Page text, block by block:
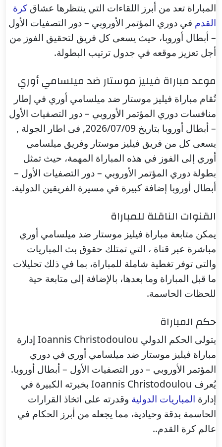
المباراة تعد من أبرز اللقاءات التي ينتظرها عشاق كرة
القدم في دوري المؤتمر الأوروبي – دور التصفيات الأول
– أبطال أوروبا، حيث يسعى كل فريق لتحقيق الفوز من
أجل تعزيز موقعه في جدول ترتيب البطولة.
موعد مباراة فيليز موستار ضد ميلسامي أوري
تُقام مباراة فيليز موستار ضد ميلسامي أوري في إطار
منافسات دوري المؤتمر الأوروبي – دور التصفيات الأول
– أبطال أوروبا بتاريخ 2026/07/09, فى اطار الجولة ,
يسعى كل من فريق فيليز موستار وفريق ميلسامي
أوري إلى الفوز في هذه المباراة المهمة، حيث تمثل
بطولة دوري المؤتمر الأوروبي – دور التصفيات الأول –
أبطال أوروبا إضافة كبيرة في مسيرة الفريقين الدولية.
القنوات الناقلة للمباراة
يمكن متابعة مباراة فيليز موستار ضد ميلسامي أوري
مباشرة عبر قناة ، التي تمتلك حقوق بث المباريات
والتى توفر تغطية شاملة للمباراة، بما في ذلك تحليلات
ما قبل المباراة وما بعدها، بالإضافة إلى متابعة حية
للحظات الحاسمة.
حكم المباراة
يتولى الحكم الدولي Ioannis Christodoulou إدارة
مباراة فيليز موستار ضد ميلسامي أوري في دوري
المؤتمر الأوروبي – دور التصفيات الأول – أبطال أوروبا.
يُعرف Ioannis Christodoulou بخبرته الكبيرة في
إدارة المباريات الدولية وقدرته على اتخاذ القرارات
الحاسمة بدقة وحيادية، مما يجعله من أبرز الحكام في
عالم كرة القدم..